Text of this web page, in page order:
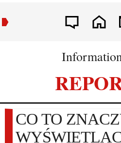
CO TO ZNACZY